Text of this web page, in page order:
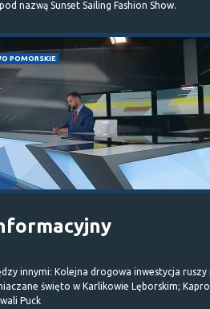
nazwą Sunset Sailing Fashion Show.
POMORSKIE
innymi: Kolejna drogowa inwestycja ruszy
święto w Karlikowie Lęborskim;
Puck